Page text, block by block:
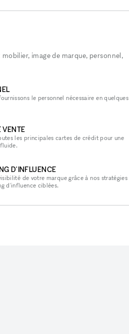
image de marque, personnel,
le personnel nécessaire en quelques
VENTE
les principales cartes de crédit pour une
D'INFLUENCE
de votre marque grâce à nos stratégies
d'influence ciblées.